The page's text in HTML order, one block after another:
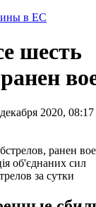
в ЕС
шесть
2020, 08:17
об'єднаних сил
за сутки